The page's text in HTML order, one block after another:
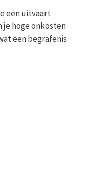
een uitvaart
je hoge onkosten
een begrafenis